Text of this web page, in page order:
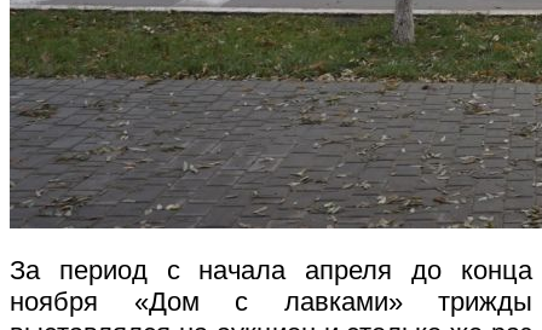
За период с начала апреля до конца
ноября «Дом с лавками» трижды